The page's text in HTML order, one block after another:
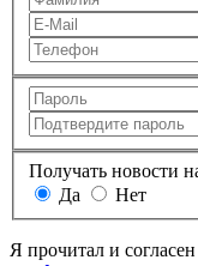
Получать новости
Да
Нет
Я прочитал и